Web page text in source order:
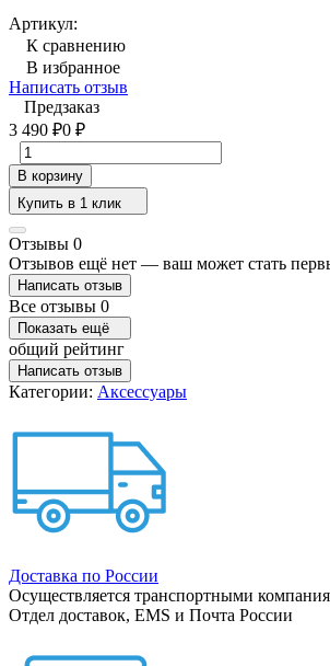
Артикул:
К сравнению
В избранное
Написать отзыв
Предзаказ
3 490 ₽0 ₽
В корзину
Купить в 1 клик
Отзывы 0
Отзывов ещё нет — ваш может стать
Написать отзыв
Все отзывы 0
Показать ещё
общий рейтинг
Написать отзыв
Категории: Аксессуары
Доставка по России
Осуществляется транспортными
Отдел доставок, EMS и Почта России